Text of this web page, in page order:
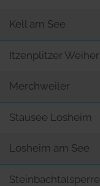
Kell am See
Itzenplitzer Weiher
Merchweiler
Stausee Losheim
Losheim am See
Steinbachtalsperre